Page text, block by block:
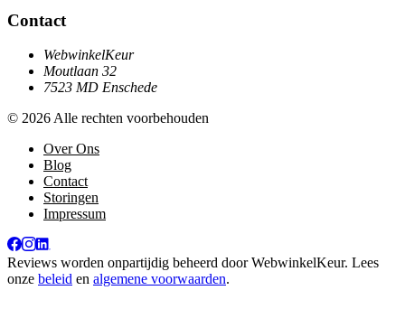
Contact
WebwinkelKeur
Moutlaan 32
7523 MD Enschede
© 2026 Alle rechten voorbehouden
Over Ons
Blog
Contact
Storingen
Impressum
Reviews worden onpartijdig beheerd doorWebwinkelKeur. Lees
onze beleid en algemene voorwaarden.